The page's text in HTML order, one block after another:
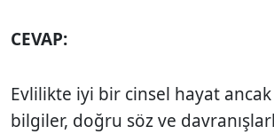
CEVAP:
Evlilikte iyi bir cinsel hayat
bilgiler, doğru söz ve